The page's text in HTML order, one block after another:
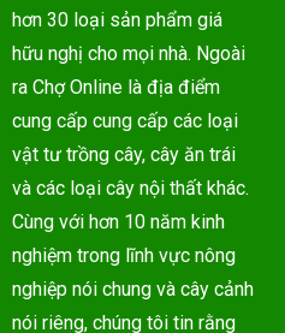
hơn 30 loại sản phẩm giá
hữu nghị cho mọi nhà. Ngoài
ra Chợ Online là địa điểm
cung cấp cung cấp các loại
vật tư trồng cây, cây ăn trái
và các loại cây nội thất khác.
Cùng với hơn 10 năm kinh
nghiệm trong lĩnh vực nông
nghiệp nói chung và cây cảnh
nói riêng, chúng tôi tin rằng